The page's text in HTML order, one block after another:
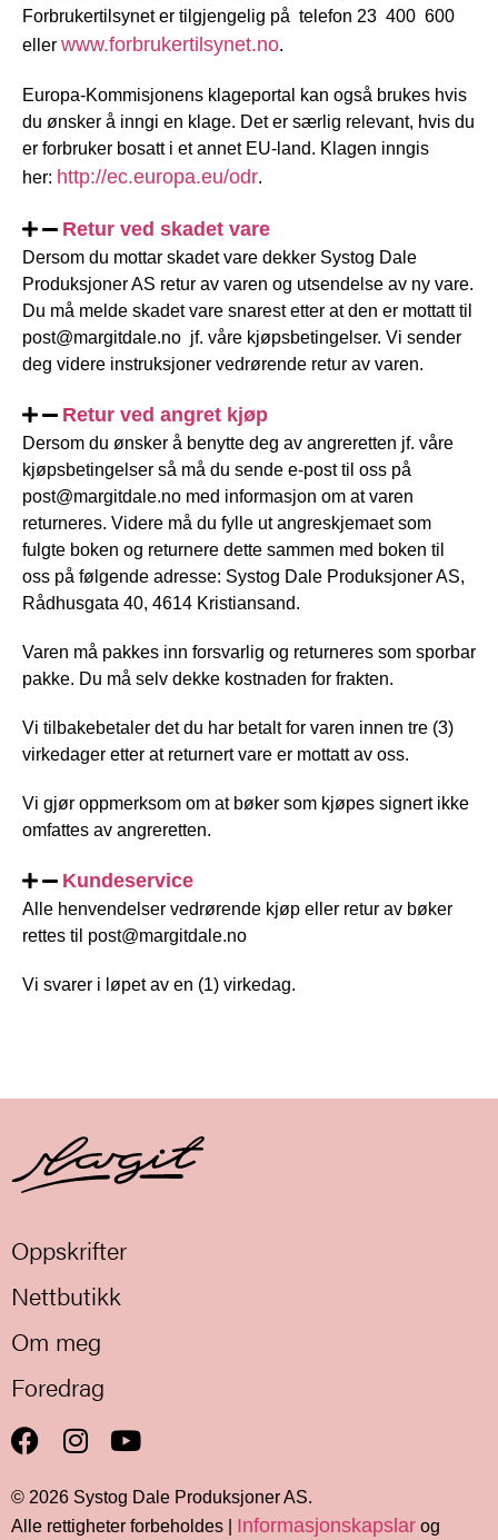
Forbrukertilsynet er tilgjengelig på telefon 23 400 600
eller www.forbrukertilsynet.no.
Europa-Kommisjonens klageportal kan også brukes hvis
du ønsker å inngi en klage. Det er særlig relevant, hvis du
er forbruker bosatt i et annet EU-land. Klagen inngis
her: http://ec.europa.eu/odr.
Retur ved skadet vare
Dersom du mottar skadet vare dekker Systog Dale
Produksjoner AS retur av varen og utsendelse av ny vare.
Du må melde skadet vare snarest etter at den er mottatt til
post@margitdale.no jf. våre kjøpsbetingelser. Vi sender
deg videre instruksjoner vedrørende retur av varen.
Retur ved angret kjøp
Dersom du ønsker å benytte deg av angreretten jf. våre
kjøpsbetingelser så må du sende e-post til oss på
post@margitdale.no med informasjon om at varen
returneres. Videre må du fylle ut angreskjemaet som
fulgte boken og returnere dette sammen med boken til
oss på følgende adresse: Systog Dale Produksjoner AS,
Rådhusgata 40, 4614 Kristiansand.
Varen må pakkes inn forsvarlig og returneres som sporbar
pakke. Du må selv dekke kostnaden for frakten.
Vi tilbakebetaler det du har betalt for varen innen tre (3)
virkedager etter at returnert vare er mottatt av oss.
Vi gjør oppmerksom om at bøker som kjøpes signert ikke
omfattes av angreretten.
Kundeservice
Alle henvendelser vedrørende kjøp eller retur av bøker
rettes til post@margitdale.no
Vi svarer i løpet av en (1) virkedag.
Oppskrifter
Nettbutikk
Om meg
Foredrag
© 2026 Systog Dale Produksjoner AS.
Alle rettigheter forbeholdes | Informasjonskapslar og